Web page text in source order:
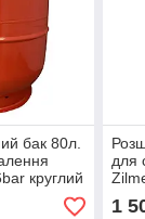
бак 80л.
круглий
для
1